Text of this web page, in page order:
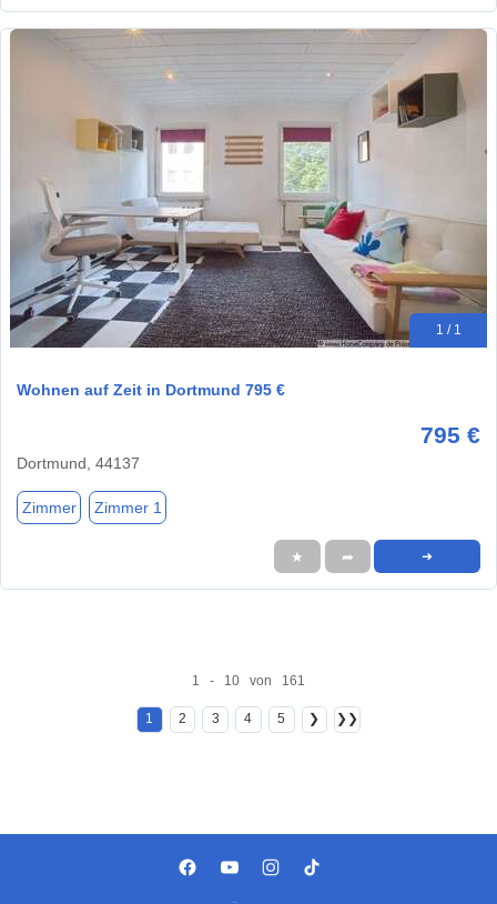
1 / 1
Wohnen auf Zeit in Dortmund 795 €
795 €
Dortmund, 44137
Zimmer Zimmer 1
★ ➦ ➜
1 - 10 von 161
1 2 3 4 5 ❯ ❯❯